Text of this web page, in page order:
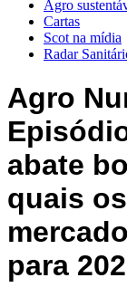
Agro
Cartas
Scot na mídia
Radar
Agro
abate
quais
para